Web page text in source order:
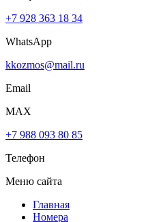
+7 928 363 18 34
WhatsApp
kkozmos@mail.ru
Email
MAX
+7 988 093 80 85
Телефон
Меню сайта
Главная
Номера